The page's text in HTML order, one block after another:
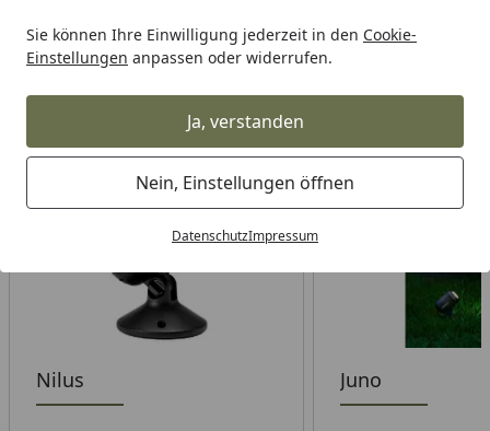
Sie können Ihre Einwilligung jederzeit in den Cookie-
Einstellungen anpassen oder widerrufen.
Ja, verstanden
Nein, Einstellungen öffnen
DatenschutzImpressum
Startseite
Lightpro Strahler
Lightpro Strahler
Wählen Sie Ihre Wunschkategorie
Nilus Juno